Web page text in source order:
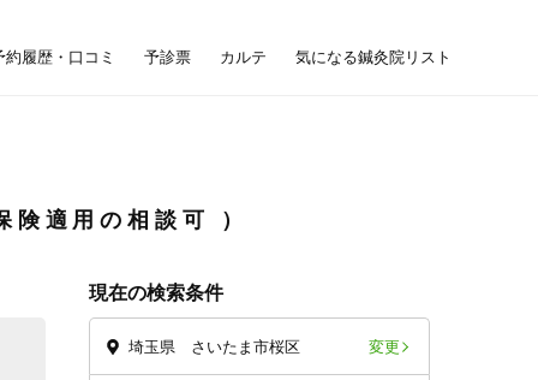
約履歴・口コミ 予診票 カルテ 気になる鍼灸院リスト
険適用の相談可
現在の検索条件
埼玉県 さいたま市桜区 変更